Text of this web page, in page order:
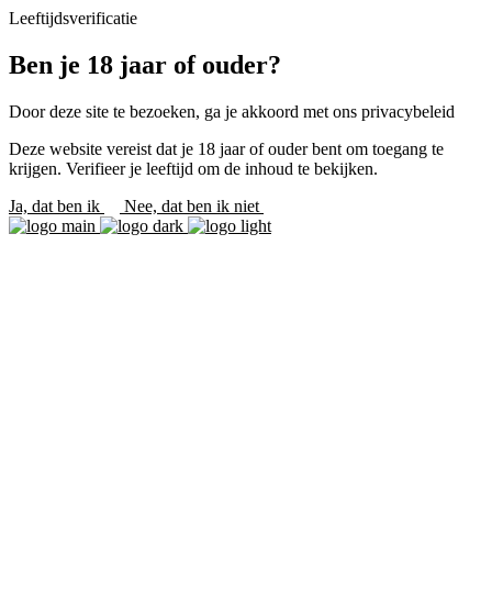
Leeftijdsverificatie
Ben je 18 jaar of ouder?
Door deze site te bezoeken, ga je akkoord met ons privacybeleid
Deze website vereist dat je 18 jaar of ouder bent om toegang te
krijgen. Verifieer je leeftijd om de inhoud te bekijken.
Ja, dat ben ik
Nee, dat ben ik niet